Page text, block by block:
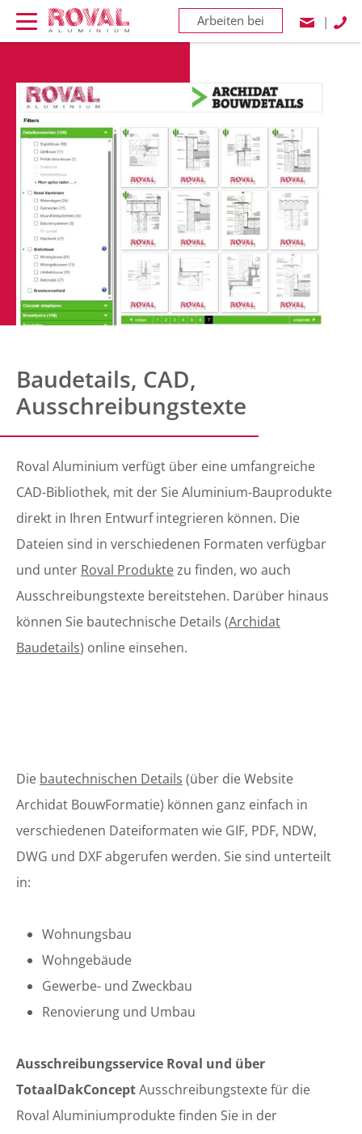
Arbeiten bei |
Baudetails, CAD,
Ausschreibungstexte
Roval Aluminium verfügt über eine umfangreiche
CAD-Bibliothek, mit der Sie Aluminium-Bauprodukte
direkt in Ihren Entwurf integrieren können. Die
Dateien sind in verschiedenen Formaten verfügbar
und unter Roval Produktezu finden, wo auch
Ausschreibungstexte bereitstehen. Darüber hinaus
können Sie bautechnische Details (Archidat
Baudetails) online einsehen.
Die bautechnischen Details (über die Website
Archidat BouwFormatie) können ganz einfach in
verschiedenen Dateiformaten wie GIF, PDF, NDW,
DWG und DXF abgerufen werden. Sie sind unterteilt
in:
Wohnungsbau
Wohngebäude
Gewerbe- und Zweckbau
Renovierung und Umbau
Ausschreibungsservice Roval und über
TotaalDakConceptAusschreibungstexte für die
Roval Aluminiumprodukte finden Sie in der